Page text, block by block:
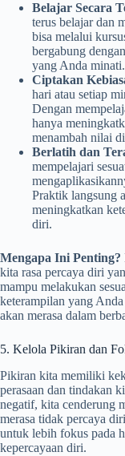
Belajar Secara
terus belajar dan
bisa melalui
bergabung
yang Anda minati.
Ciptakan
hari atau setiap
Dengan
hanya
menambah nilai
Berlatih dan
mempelajari
Praktik langsung
meningkatkan
diri.
Mengapa Ini Penting?
kita rasa percaya diri
mampu melakukan
keterampilan yang
akan merasa dalam
5. Kelola Pikiran dan
Pikiran kita memiliki
perasaan dan tindakan
negatif, kita cenderung
merasa tidak percaya
untuk lebih fokus pada
kepercayaan diri.